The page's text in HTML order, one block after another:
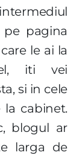
pe pagina
le ai la
iti vei
si in cele
cabinet.
blogul ar
larga de